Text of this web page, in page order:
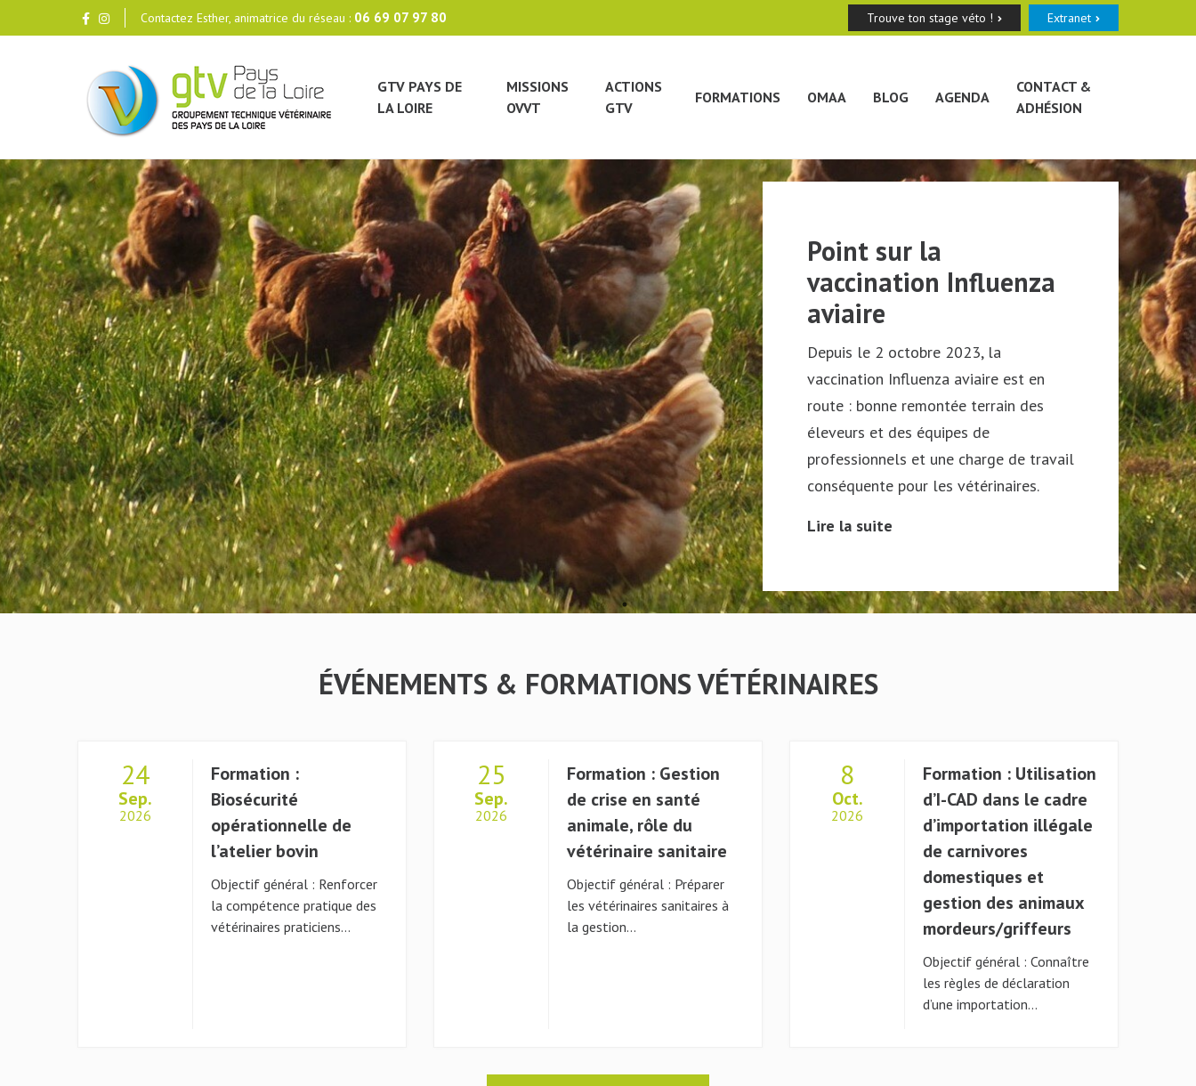
Contactez Esther, animatrice du réseau : 06 69 07 97 80 Trouve ton stage véto ! Extranet
GTV PAYS DE
LA LOIRE
MISSIONS
OVVT
ACTIONS
GTV
FORMATIONS OMAA BLOG AGENDA
CONTACT &
ADHÉSION
Situation sanitaire
Influenza aviaire &
vaccination
Deux foyers IAHP ont été détectés en
Qu’en est-il de la vaccination ?
Lire la suite
animales (bovins) pour
la délivrance des
médicaments
antimicrobiens via
Calypso
Dans le cadre de la collecte de
données relatives aux médicaments
antimicrobiens utilisés chez le bovin,
l’ANMV propose une nouvelle
répartition des catégories.
Point sur la
vaccination Influenza
aviaire
Depuis le 2 octobre 2023, la
vaccination Influenza aviaire est en
route : bonne remontée terrain des
éleveurs et des équipes de
professionnels et une charge de travail
conséquente pour les vétérinaires.
Lire la suite
ÉVÉNEMENTS & FORMATIONS VÉTÉRINAIRES
24
Sep.
2026
Formation :
Biosécurité
opérationnelle de
l’atelier bovin
Objectif général : Renforcer
la compétence pratique des
vétérinaires praticiens…
25
Sep.
2026
Formation : Gestion
de crise en santé
animale, rôle du
vétérinaire sanitaire
Objectif général : Préparer
les vétérinaires sanitaires à
la gestion…
8
Oct.
2026
Formation : Utilisation
d’I-CAD dans le cadre
d’importation illégale
de carnivores
domestiques et
gestion des animaux
mordeurs/griffeurs
Objectif général : Connaître
les règles de déclaration
d’une importation…